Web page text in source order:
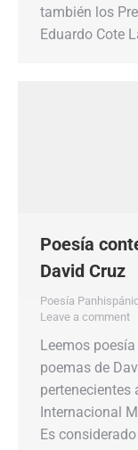
también los
Eduardo Cote
Poesía
David Cruz
Poesía
Leave a comment
Leemos
poemas de
pertenecientes
Internacional
Es